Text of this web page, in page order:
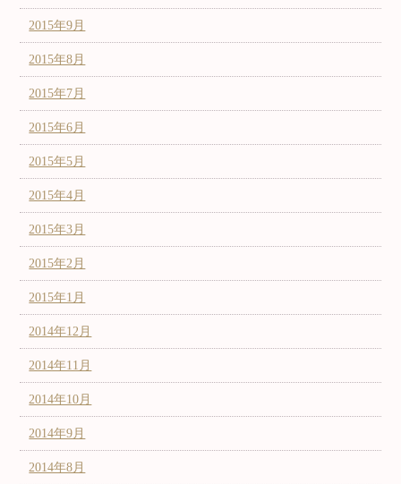
2015年9月
2015年8月
2015年7月
2015年6月
2015年5月
2015年4月
2015年3月
2015年2月
2015年1月
2014年12月
2014年11月
2014年10月
2014年9月
2014年8月